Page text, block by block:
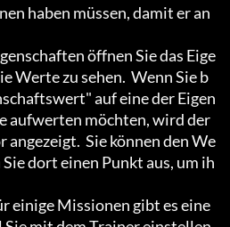
haben müssen, damit er an
öffnen Sie das Eige
Werte zu sehen.  Wenn Sie b
auf eine der Eigen
aufwerten möchten, wird der
Sie können den We
dort einen Punkt aus, um ih
einige Missionen gibt es eine